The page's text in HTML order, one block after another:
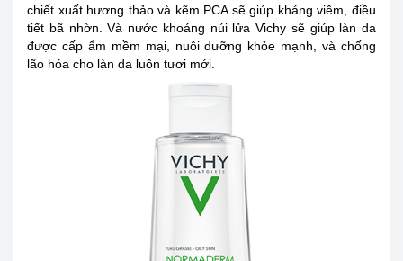
chiết xuất hương thảo và kẽm PCA sẽ giúp kháng viêm, điều
tiết bã nhờn. Và nước khoáng núi lửa Vichy sẽ giúp làn da
được cấp ẩm mềm mại, nuôi dưỡng khỏe mạnh, và chống
lão hóa cho làn da luôn tươi mới.